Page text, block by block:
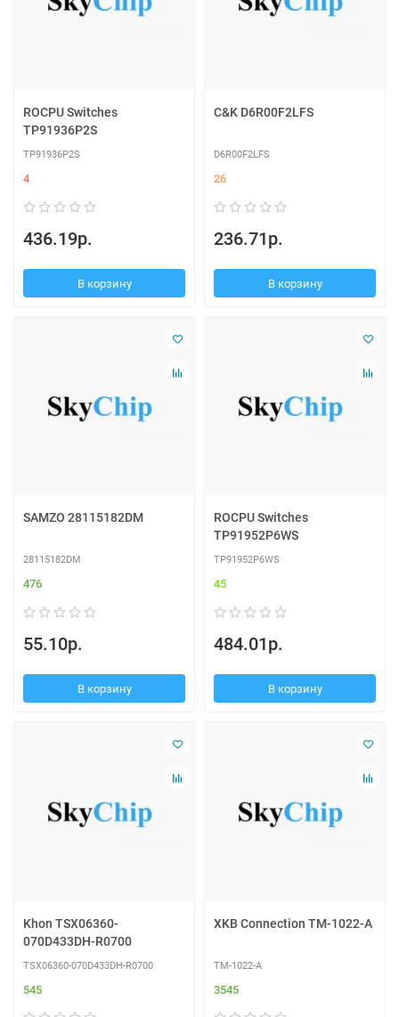
ROCPU Switches
TP91936P2S
TP91936P2S
4
436.19р.
В корзину
C&K D6R00F2LFS
D6R00F2LFS
26
236.71р.
В корзину
SAMZO 28115182DM
28115182DM
476
55.10р.
В корзину
ROCPU Switches
TP91952P6WS
TP91952P6WS
45
484.01р.
В корзину
Khon TSX06360-
070D433DH-R0700
TSX06360-070D433DH-R0700
545
XKB Connection TM-1022-A
TM-1022-A
3545